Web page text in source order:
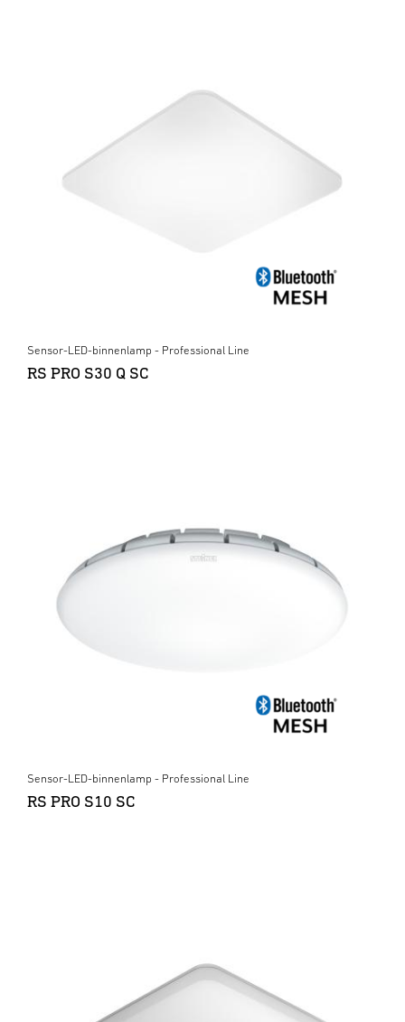
Sensor-LED-binnenlamp - Professional Line
RS PRO S30 Q SC
Sensor-LED-binnenlamp - Professional Line
RS PRO S10 SC